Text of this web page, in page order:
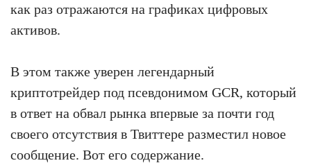
как раз отражаются на графиках цифровых
активов.
В этом также уверен легендарный
криптотрейдер под псевдонимом GCR, который
в ответ на обвал рынка впервые за почти год
своего отсутствия в Твиттере разместил новое
сообщение. Вот его содержание.